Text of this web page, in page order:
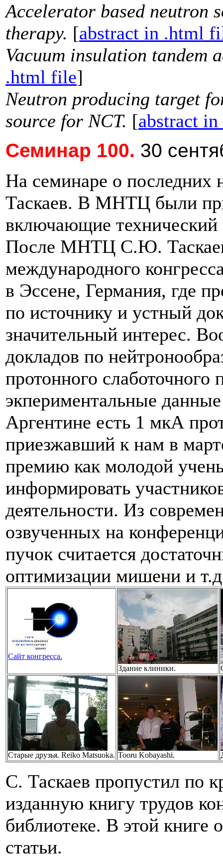
Accelerator based neutron
therapy. [abstract in .html
Vacuum insulation tandem
.html file]
Neutron producing target
source for NCT. [abstract
Cеминар 100. 30
На семинаре о последних
Таскаев. В МНТЦ были
включающие технический
После МНТЦ С.Ю. Таскаев
международного
в Эссене, Германия, где
по источнику и устный
значительный интерес.
докладов по
протонного слаботочного
экпериментальные
Аргентине есть 1 мкА
приезжавший к нам в
премию как молодой
информировать
деятельности. Из
озвученных на
пучок считается
оптимизации мишени и
Сайт конгресса.
Здание клиники.
Старые друзья. Reiko Matsuoka. Tooru Kobayashi.
С. Таскаев пропустил по
изданную книгу трудов
библиотеке. В этой
статьи.